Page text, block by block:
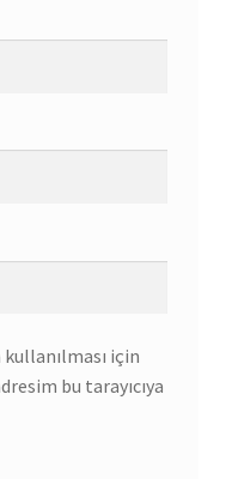
için
bu tarayıcıya